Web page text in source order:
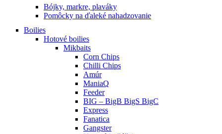
Bójky, markre, plaváky
Pomôcky na ďaleké nahadzovanie
Boilies
Hotové boilies
Mikbaits
Corn Chips
Chilli Chips
Amúr
ManiaQ
Feeder
BIG – BigB BigS BigC
Express
Fanatica
Gangster